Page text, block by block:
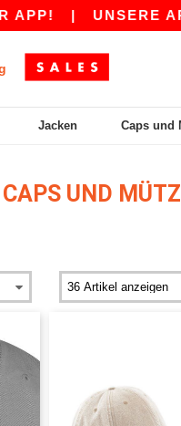
UNSERE APP IST
Jacken Caps und
UND